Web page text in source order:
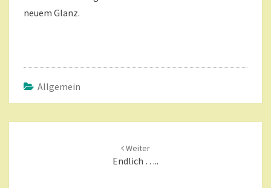
neuem Glanz.
Allgemein
Weiter
Endlich …..